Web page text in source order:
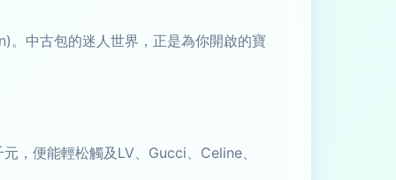
。中古包的迷人世界，正是為你開啟的寶
，便能輕松觸及LV、Gucci、Celine、